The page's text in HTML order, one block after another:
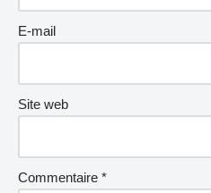
E-mail
Site web
Commentaire *